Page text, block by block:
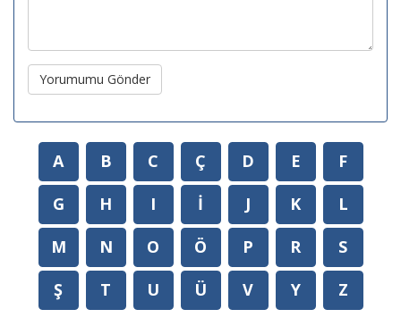
Yorumumu Gönder
A B C Ç D E
F
G
H I İ J K
L
M
N O Ö P R
S
Ş
T U Ü V Y Z